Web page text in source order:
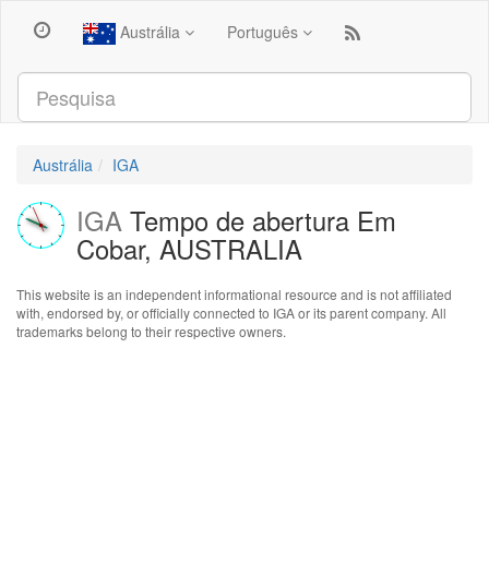
Austrália Português
Austrália IGA
IGA Tempo de abertura Em
Cobar, AUSTRALIA
This website is an independent informational resource and is not affiliated
with, endorsed by, or officially connected to IGA or its parent company. All
trademarks belong to their respective owners.